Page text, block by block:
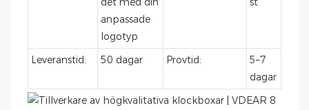
anpassade
logotyp
Leveranstid: 50 dagar Provtid:
5–7
dagar